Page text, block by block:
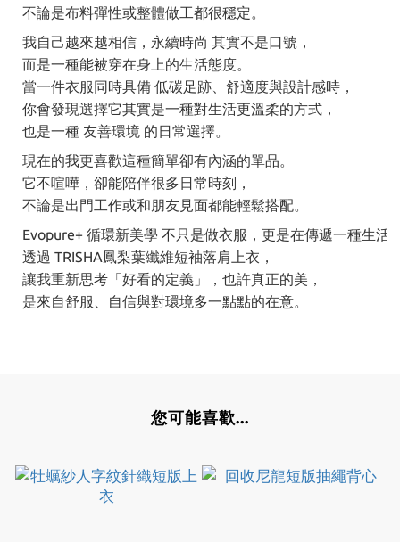
不論是布料彈性或整體做工都很穩定。
我自己越來越相信，永續時尚 其實不是口號，
而是一種能被穿在身上的生活態度。
當一件衣服同時具備 低碳足跡、舒適度與設計感時，
你會發現選擇它其實是一種對生活更溫柔的方式，
也是一種 友善環境 的日常選擇。
現在的我更喜歡這種簡單卻有內涵的單品。
它不喧嘩，卻能陪伴很多日常時刻，
不論是出門工作或和朋友見面都能輕鬆搭配。
Evopure+ 循環新美學 不只是做衣服，更是在傳遞一種生活
透過 TRISHA鳳梨葉纖維短袖落肩上衣，
讓我重新思考「好看的定義」，也許真正的美，
是來自舒服、自信與對環境多一點點的在意。
您可能喜歡...